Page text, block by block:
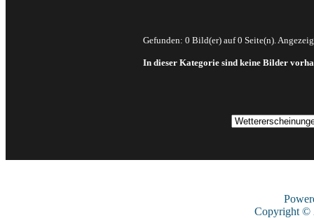
Gefunden: 0 Bild(er) auf 0 Seite(n).
In dieser Kategorie sind keine Bilder
Copyright ©